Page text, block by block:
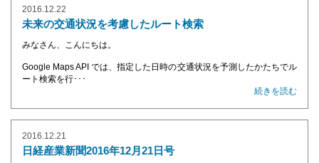
2016.12.22
未来の交通状況を考慮したルート検索
みなさん、こんにちは。
Google Maps API では、指定した日時の交通状況を予測したかたちでル
ート検索を行･･･
続きを読む
2016.12.21
日経産業新聞2016年12月21日号